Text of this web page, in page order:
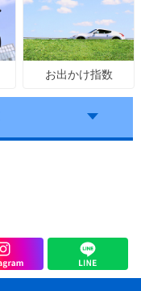
お出かけ指数